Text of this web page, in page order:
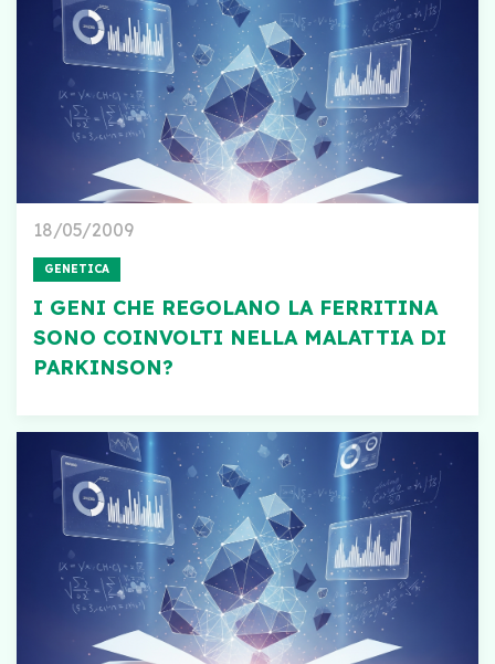
18/05/2009
GENETICA
I GENI CHE REGOLANO LA FERRITINA
SONO COINVOLTI NELLA MALATTIA DI
PARKINSON?